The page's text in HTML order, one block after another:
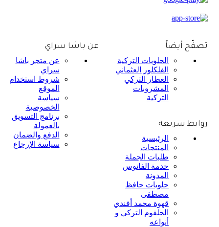
عن باشا سراي
عن متجر باشا
سراي
شروط استخدام
الموقع
سياسة
الخصوصية
برنامج التسويق
بالعمولة
الدفع والضمان
سياسة الإرجاع
تصفّح أيضاً
الحلويات التركية
الفلكلور العثماني
العطار التركي
المشروبات
التركية
روابط سريعة
الرئيسية
المنتجات
طلبات الجملة
خدمة الفانوس
المدونة
حلويات حافظ
مصطفى
قهوة محمد أفندي
الحلقوم التركي و
أنواعه